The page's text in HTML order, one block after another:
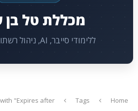
מכללת טל בן
ללימודי סייבר, AI, ניהול רשתות ותקשורת
Home
Tags
"Expires after"